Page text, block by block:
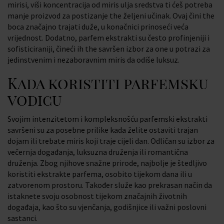
mirisi,​ viši koncentracija od miris ulja sredstva ti ćeš potreba
manje proizvod za postizanje the željeni učinak. Ovaj čini the
boca značajno trajati duže, u konačnici prinoseći veća
vrijednost. Dodatno, parfem ekstrakti su često profinjeniji i
sofisticiraniji, čineći​ ih the savršen izbor za one u potrazi za
jedinstvenim i nezaboravnim miris da odiše luksuz.
Kada koristiti parfemsku
vodicu
Svojim intenzitetom i kompleksnošću parfemski ekstrakti
savršeni su za posebne prilike kada želite ostaviti trajan
dojam ili trebate miris koji traje cijeli dan. Odličan su izbor za
večernja događanja, luksuzna druženja ili romantična
druženja. Zbog njihove snažne prirode, najbolje je štedljivo
koristiti ekstrakte parfema, osobito tijekom dana ili u
zatvorenom prostoru. Također služe kao prekrasan način da
istaknete svoju osobnost tijekom značajnih životnih
događaja, kao što su vjenčanja, godišnjice ili važni poslovni
sastanci.